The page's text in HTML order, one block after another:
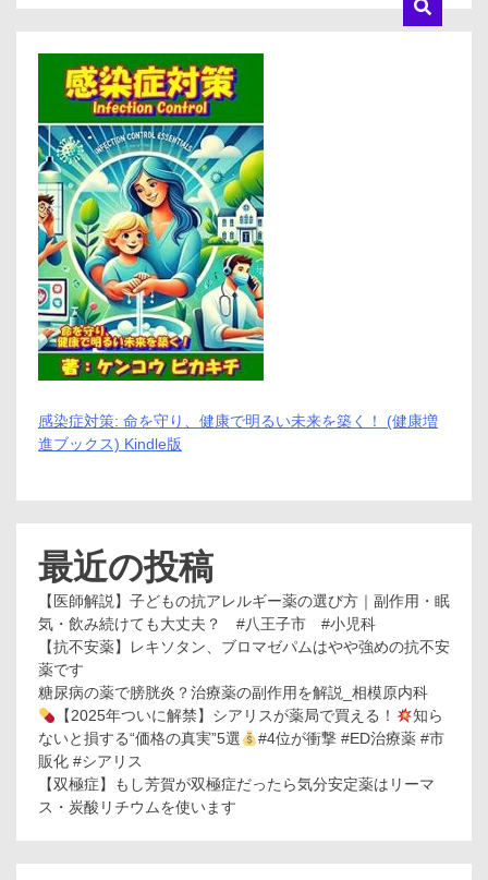
感染症対策: 命を守り、健康で明るい未来を築く！ (健康増
進ブックス) Kindle版
最近の投稿
【医師解説】子どもの抗アレルギー薬の選び方｜副作用・眠
気・飲み続けても大丈夫？ #八王子市 #小児科
【抗不安薬】レキソタン、ブロマゼパムはやや強めの抗不安
薬です
糖尿病の薬で膀胱炎？治療薬の副作用を解説_相模原内科
【2025年ついに解禁】シアリスが薬局で買える！
知ら
ないと損する“価格の真実”5選
#4位が衝撃 #ED治療薬 #市
販化 #シアリス
【双極症】もし芳賀が双極症だったら気分安定薬はリーマ
ス・炭酸リチウムを使います